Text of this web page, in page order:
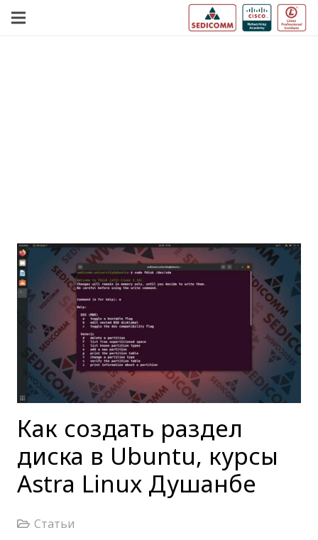
Как создать раздел
диска в Ubuntu, курсы
Astra Linux Душанбе
Статьи